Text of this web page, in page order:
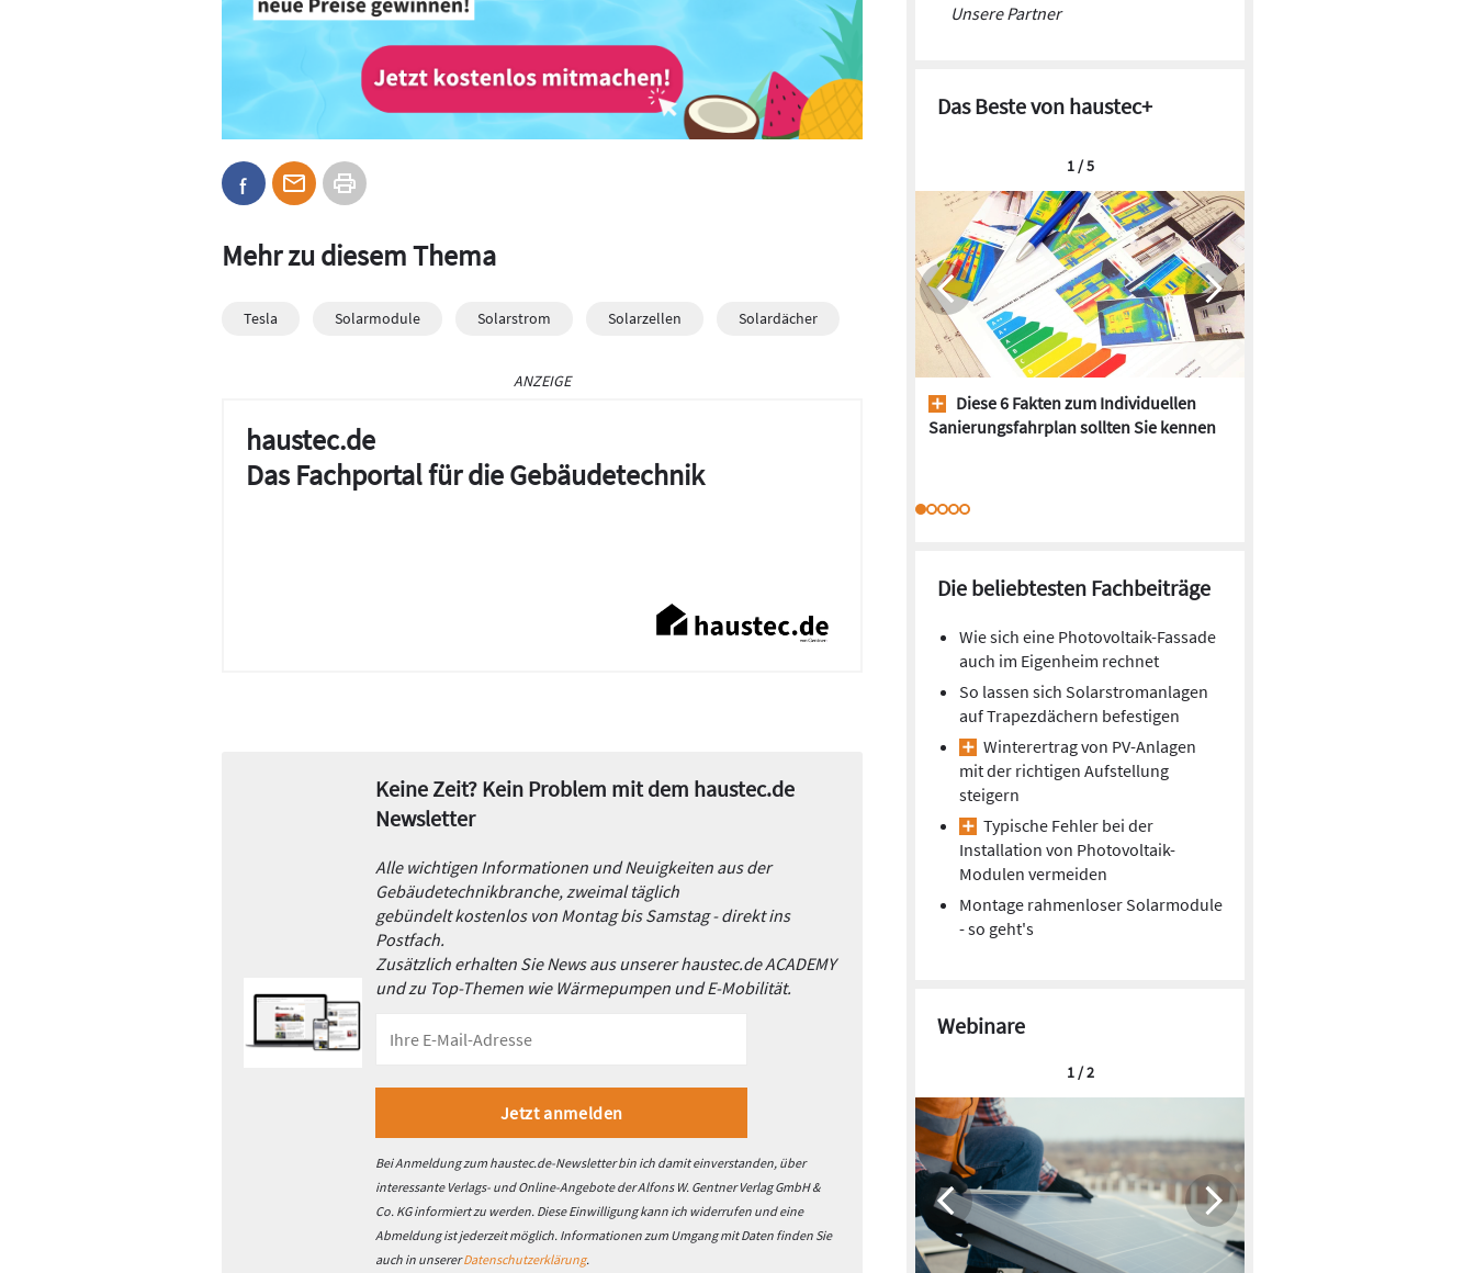
Mehr zu diesem Thema
Tesla Solarmodule Solarstrom Solarzellen Solardächer
ANZEIGE
haustec.de
Das Fachportal für die Gebäudetechnik
Keine Zeit? Kein Problem mit dem haustec.de
Newsletter
Alle wichtigen Informationen und Neuigkeiten aus der
Gebäudetechnikbranche, zweimal täglich
gebündelt kostenlos von Montag bis Samstag - direkt ins
Postfach.
Zusätzlich erhalten Sie News aus unserer haustec.de ACADEMY
und zu Top-Themen wie Wärmepumpen und E-Mobilität.
Bei Anmeldung zum haustec.de-Newsletter bin ich damit einverstanden, über
interessante Verlags- und Online-Angebote der Alfons W. Gentner Verlag GmbH &
Co. KG informiert zu werden. Diese Einwilligung kann ich widerrufen und eine
Abmeldung ist jederzeit möglich. Informationen zum Umgang mit Daten finden Sie
auch in unsererDatenschutzerklärung.
Unsere Partner
Das Beste von haustec+
Diese 6 Fakten zum Individuellen
Sanierungsfahrplan sollten Sie kennen
1 / 5
Die beliebtesten Fachbeiträge
Wie sich eine Photovoltaik-Fassade
auch im Eigenheim rechnet
So lassen sich Solarstromanlagen
auf Trapezdächern befestigen
Winterertrag von PV-Anlagen
mit der richtigen Aufstellung
steigern
Typische Fehler bei der
Installation von Photovoltaik-
Modulen vermeiden
Montage rahmenloser Solarmodule
- so geht's
Webinare
1 / 2